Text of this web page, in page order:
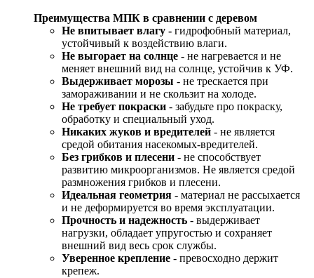
Преимущества МПК в сравнении с деревом
Не впитывает влагу - гидрофобный материал,
устойчивый к воздействию влаги.
Не выгорает на солнце - не нагревается и не
меняет внешний вид на солнце, устойчив к УФ.
Выдерживает морозы - не трескается при
замораживании и не скользит на холоде.
Не требует покраски - забудьте про покраску,
обработку и специальный уход.
Никаких жуков и вредителей - не является
средой обитания насекомых-вредителей.
Без грибков и плесени - не способствует
развитию микроорганизмов. Не является средой
размножения грибков и плесени.
Идеальная геометрия - материал не рассыхается
и не деформируется во время эксплуатации.
Прочность и надежность - выдерживает
нагрузки, обладает упругостью и сохраняет
внешний вид весь срок службы.
Уверенное крепление - превосходно держит
крепеж.